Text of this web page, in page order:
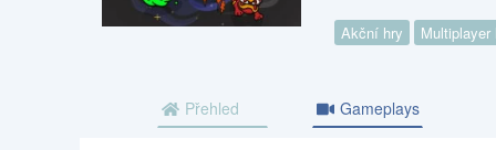
Akční hry Multiplayer
Přehled Gameplays